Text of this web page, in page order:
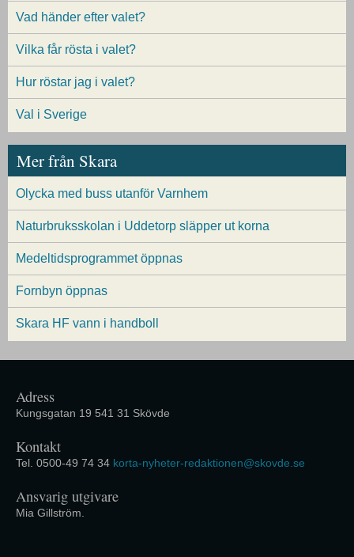
Vad händer efter valet?
Vilka får rösta i valet?
Hur röstar jag i valet?
Val i Sverige
Mer från Skara
Olycka med buss utanför Varnhem
Naturbruksskolan i Uddetorp släpper ut korna
Medeltidsprogrammet öppnas
Fornbyn öppnas
Skara HF vann i handboll
Adress
Kungsgatan 19 541 31 Skövde
Kontakt
Tel. 0500-49 74 34 korta-nyheter-redaktionen@skovde.se
Ansvarig utgivare
Mia Gillström.